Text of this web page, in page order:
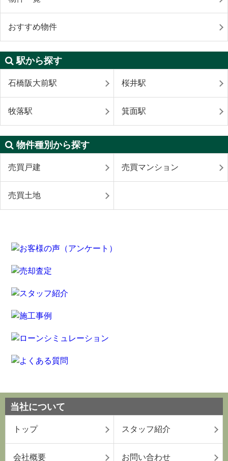
おすすめ物件
駅から探す
石橋阪大前駅 桜井駅
牧落駅 箕面駅
物件種別から探す
売買戸建 売買マンション
売買土地
当社について
トップ スタッフ紹介
会社概要 お問い合わせ